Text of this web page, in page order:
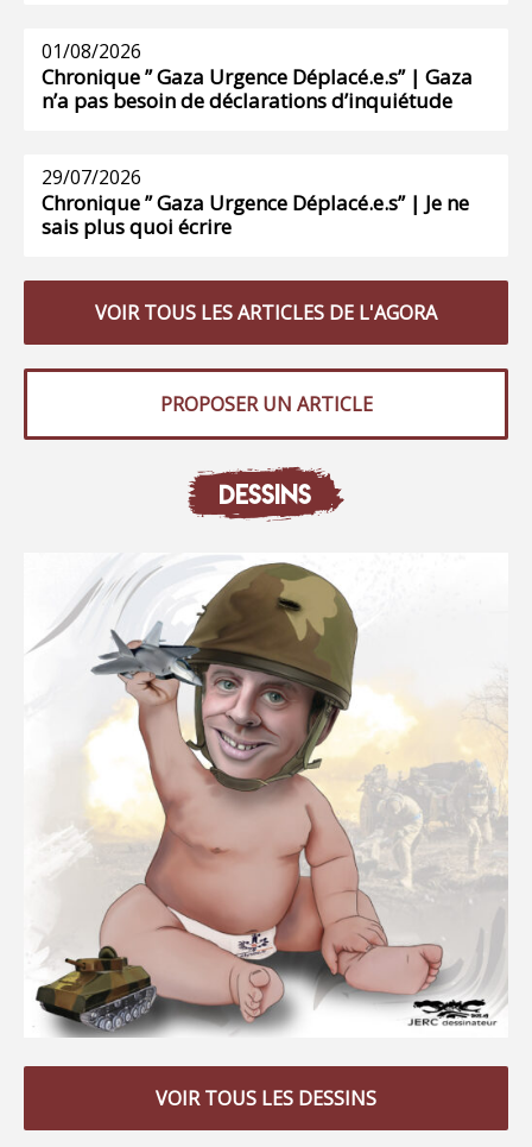
01/08/2026
Chronique ” Gaza Urgence Déplacé.e.s” | Gaza
n’a pas besoin de déclarations d’inquiétude
29/07/2026
Chronique ” Gaza Urgence Déplacé.e.s” | Je ne
sais plus quoi écrire
VOIR TOUS LES ARTICLES DE L'AGORA
PROPOSER UN ARTICLE
DESSINS
VOIR TOUS LES DESSINS